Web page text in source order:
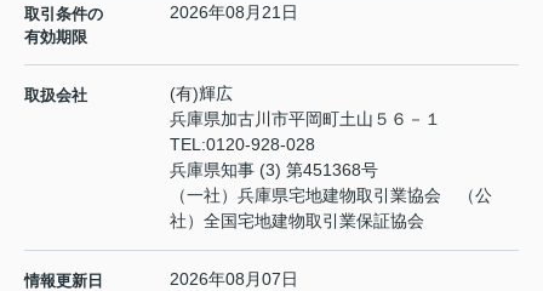
取引条件の
有効期限
2026年08月21日
取扱会社
(有)輝広
兵庫県加古川市平岡町土山５６－１
TEL:0120-928-028
兵庫県知事 (3) 第451368号
（一社）兵庫県宅地建物取引業協会 （公
社）全国宅地建物取引業保証協会
情報更新日 2026年08月07日